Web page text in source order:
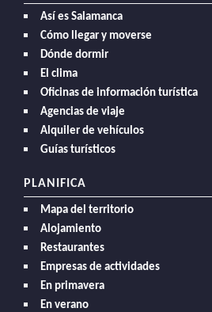
Así es Salamanca
Cómo llegar y moverse
Dónde dormir
El clima
Oficinas de información turística
Agencias de viaje
Alquiler de vehículos
Guías turísticos
PLANIFICA
Mapa del territorio
Alojamiento
Restaurantes
Empresas de actividades
En primavera
En verano